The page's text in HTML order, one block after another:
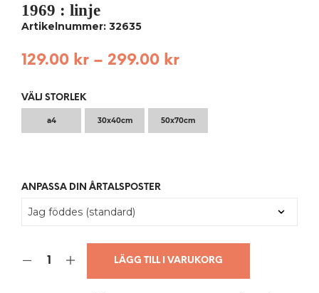
1969 : linje
Artikelnummer: 32635
129.00 kr – 299.00 kr
VÄLJ STORLEK
a4 30x40cm 50x70cm
ANPASSA DIN ÅRTALSPOSTER
LÄGG TILL I VARUKORG